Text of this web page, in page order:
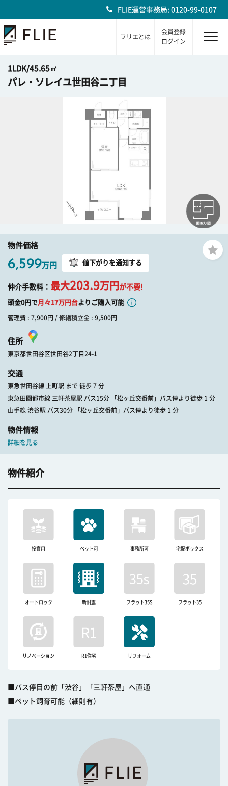
FLIE運営事務局: 0120-99-0107
フリエとは
会員登録
ログイン
1LDK/45.65㎡
パレ・ソレイユ世田谷二丁目
物件価格
6,599万円 値下がりを通知する
仲介手数料： 最大203.9万円 が不要!
頭金0円で月々17万円台よりご購入可能
管理費 : 7,900円 / 修繕積立金 : 9,500円
住所
東京都世田谷区世田谷2丁目24-1
交通
東急世田谷線 上町駅 まで 徒歩 7 分
東急田園都市線 三軒茶屋駅 バス15分 「松ヶ丘交番前」バス停より徒歩 1 分
山手線 渋谷駅 バス30分 「松ヶ丘交番前」バス停より徒歩 1 分
物件情報
詳細を見る
物件紹介
投資用 ペット可 事務所可 宅配ボックス
オートロック 新耐震 フラット35S フラット35
リノベーション R1住宅 リフォーム
■バス停目の前「渋谷」「三軒茶屋」へ直通
■ペット飼育可能（細則有）